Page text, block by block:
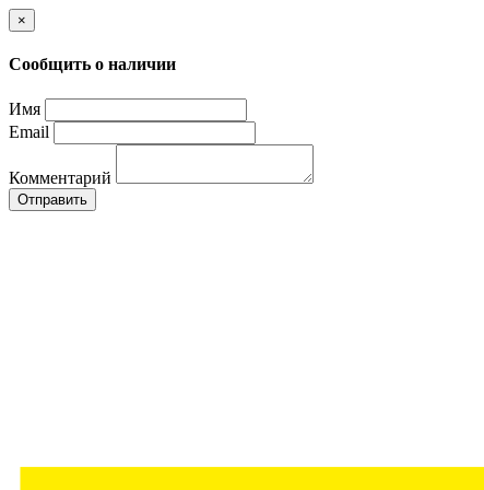
×
Сообщить о наличии
Имя
Email
Комментарий
Отправить